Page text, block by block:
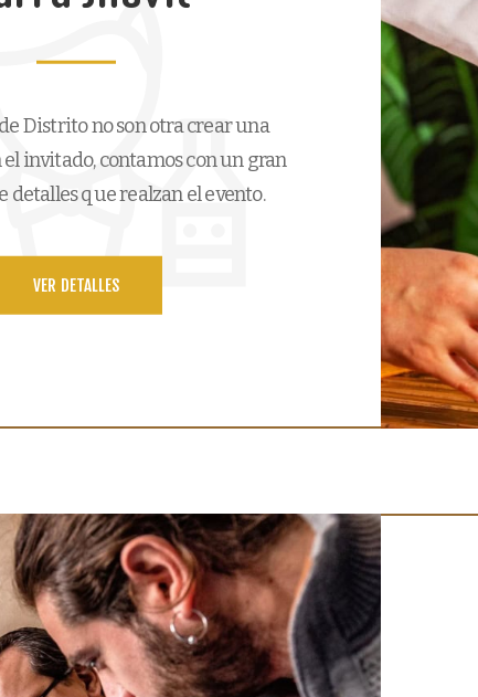
Distrito no son otra crear una
invitado, contamos con un gran
detalles que realzan el evento.
VER DETALLES